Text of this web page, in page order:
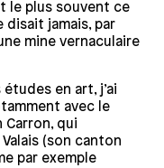
le plus souvent ce
disait jamais, par
mine vernaculaire
en art, j’ai
avec le
Carron, qui
(son canton
par exemple